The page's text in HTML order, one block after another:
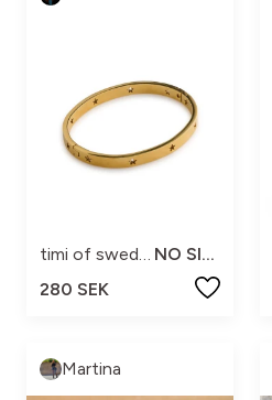
NO SIZE
280 SEK
Martina